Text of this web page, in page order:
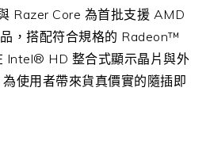
Razer Core 為首批支援 AMD
，搭配符合規格的 Radeon™
Intel® HD 整合式顯示晶片與外
使用者帶來貨真價實的隨插即